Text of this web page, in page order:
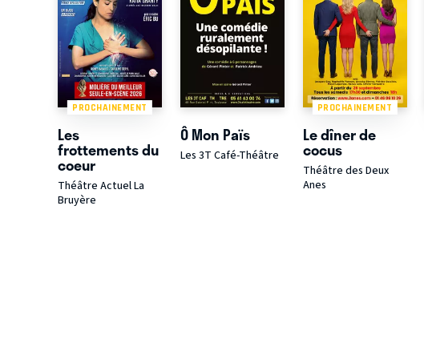
PROCHAINEMENT
Les
frottements du
coeur
Théâtre Actuel La
Bruyère
Ô Mon Païs
Les 3T Café-Théâtre
PROCHAINEMENT
Le dîner de
cocus
Théâtre des Deux
Anes